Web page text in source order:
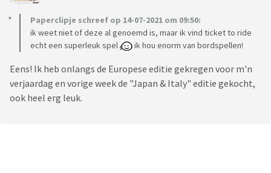
Paperclipje schreef op 14-07-2021 om 09:50:
ik weet niet of deze al genoemd is, maar ik vind ticket to ride
echt een superleuk spel
ik hou enorm van bordspellen!
Eens! Ik heb onlangs de Europese editie gekregen voor m'n
verjaardag en vorige week de "Japan & Italy" editie gekocht,
ook heel erg leuk.